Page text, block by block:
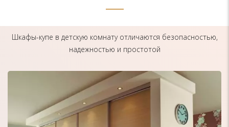
Шкафы-купе в детскую комнату отличаются безопасностью,
надежностью и простотой